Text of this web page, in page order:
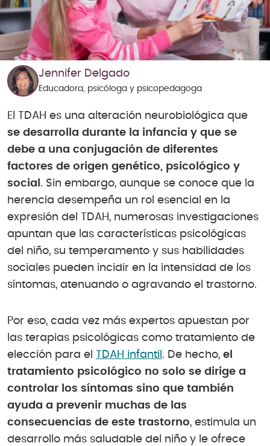
Jennifer Delgado
Educadora, psicóloga y psicopedagoga
El TDAH es una alteración neurobiológica que
se desarrolla durante la infancia y que se
debe a una conjugación de diferentes
factores de origen genético, psicológico y
social . Sin embargo, aunque se conoce que la
herencia desempeña un rol esencial en la
expresión del TDAH, numerosas investigaciones
apuntan que las características psicológicas
del niño, su temperamento y sus habilidades
sociales pueden incidir en la intensidad de los
síntomas, atenuando o agravando el trastorno.
Por eso, cada vez más expertos apuestan por
las terapias psicológicas como tratamiento de
elección para el
TDAH infantil . De hecho, el
tratamiento psicológico no solo se dirige a
controlar los síntomas sino que también
ayuda a prevenir muchas de las
consecuencias de este trastorno, estimula un
desarrollo más saludable del niño y le ofrece